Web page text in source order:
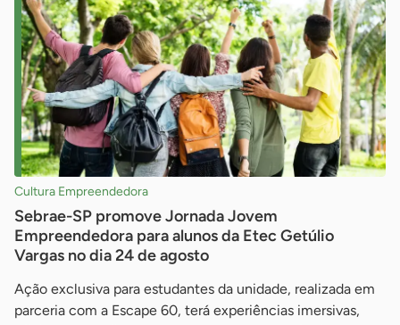
Cultura Empreendedora
Sebrae-SP promove Jornada Jovem
Empreendedora para alunos da Etec Getúlio
Vargas no dia 24 de agosto
Ação exclusiva para estudantes da unidade, realizada em
parceria com a Escape 60, terá experiências imersivas,